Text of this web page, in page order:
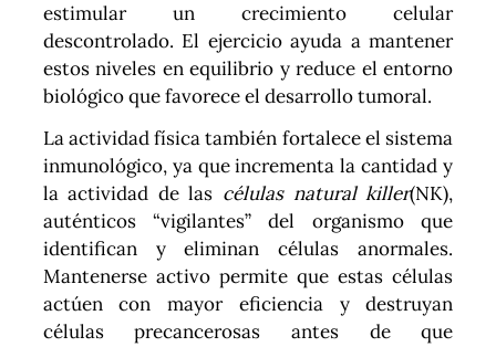
estimular un crecimiento celular
descontrolado. El ejercicio ayuda a mantener
estos niveles en equilibrio y reduce el entorno
biológico que favorece el desarrollo tumoral.
La actividad física también fortalece el sistema
inmunológico, ya que incrementa la cantidad y
la actividad de las células natural killer(NK),
auténticos “vigilantes” del organismo que
identifican y eliminan células anormales.
Mantenerse activo permite que estas células
actúen con mayor eficiencia y destruyan
células precancerosas antes de que